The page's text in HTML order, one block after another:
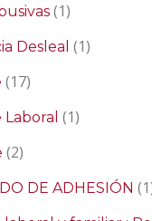
(1)
Desleal (1)
(17)
(1)
(2)
DE ADHESIÓN